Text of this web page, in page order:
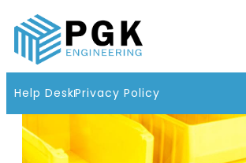
Help DeskPrivacy Policy
Home
21 มิถุนายน 2022